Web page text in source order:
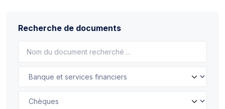
Recherche de documents